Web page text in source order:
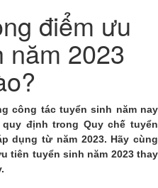
điểm ưu
năm 2023
công tác tuyển sinh năm nay
định trong Quy chế tuyển
dụng từ năm 2023. Hãy cùng
tiên tuyển sinh năm 2023 thay